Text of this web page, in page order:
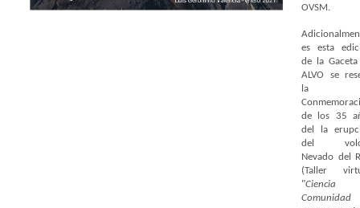
OVSM.
es esta
de la
ALVO se
la
de los 35
del la
del
Nevado del
(Taller
"
Comunidad